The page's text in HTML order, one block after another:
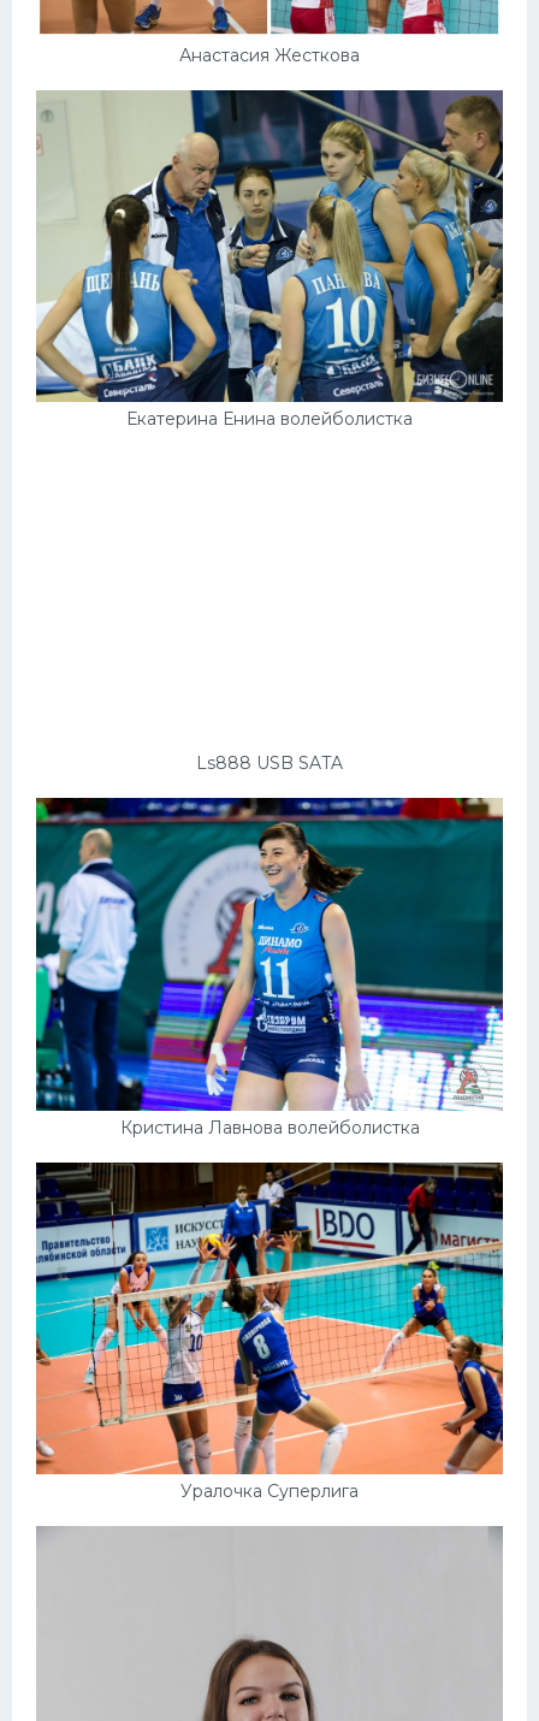
Анастасия Жесткова
Екатерина Енина волейболистка
Ls888 USB SATA
Кристина Лавнова волейболистка
Уралочка Суперлига